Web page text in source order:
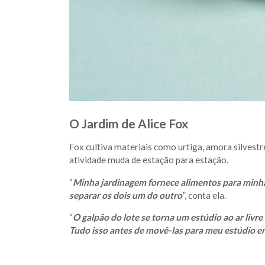
O Jardim de Alice Fox
Fox cultiva materiais como urtiga, amora
atividade muda de estação para estação.
“Minha jardinagem fornece alimentos para
separar os dois um do outro”, conta ela.
“O galpão do lote se torna um estúdio ao ar
Tudo isso antes de movê-las para meu estúdio